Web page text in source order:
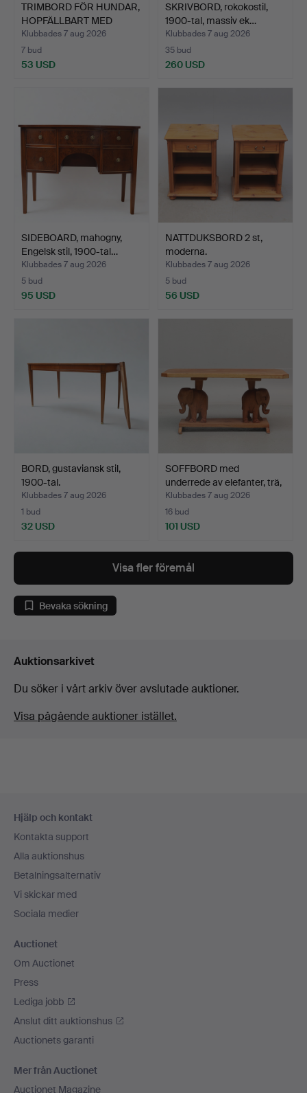
TRIMBORD FÖR HUNDAR,
HOPFÄLLBART MED
HJUL.
Klubbades 7 aug 2026
7 bud
53 USD
SKRIVBORD, rokokostil,
1900-tal, massiv ek…
Klubbades 7 aug 2026
35 bud
260 USD
SIDEBOARD, mahogny,
Engelsk stil, 1900-tal…
Klubbades 7 aug 2026
5 bud
95 USD
NATTDUKSBORD 2 st,
moderna.
Klubbades 7 aug 2026
5 bud
56 USD
BORD, gustaviansk stil,
1900-tal.
Klubbades 7 aug 2026
1 bud
32 USD
SOFFBORD med
underrede av elefanter, trä,
…
Klubbades 7 aug 2026
16 bud
101 USD
Visa fler föremål
Bevaka sökning
Auktionsarkivet
Du söker i vårt arkiv över avslutade auktioner.
Visa pågående auktioner istället.
Hjälp och kontakt
Kontakta support
Alla auktionshus
Betalningsalternativ
Vi skickar med
Sociala medier
Auctionet
Om Auctionet
Press
Lediga jobb
Anslut ditt auktionshus
Auctionets garanti
Mer från Auctionet
Auctionet Magazine